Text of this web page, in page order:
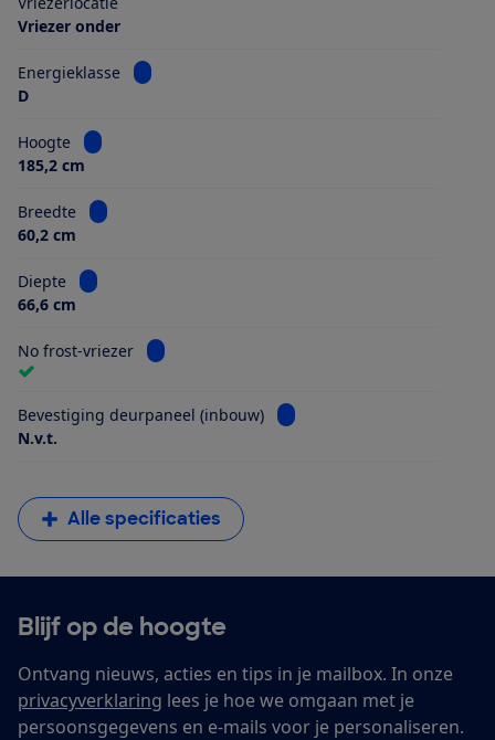
Vriezer onder
Energieklasse
Bekijk informatie voor Energieklasse
D
Hoogte
Bekijk informatie voor Hoogte
185,2 cm
Breedte
Bekijk informatie voor Breedte
60,2 cm
Diepte
Bekijk informatie voor Diepte
66,6 cm
No frost-vriezer Bekijk informatie voor No frost-vriezer
Bevestiging deurpaneel (inbouw)
Bekijk informatie voor
N.v.t.
Alle specificaties
Blijf op de hoogte
Ontvang nieuws, acties en tips in je mailbox. In onze
privacyverklaring lees je hoe we omgaan met je
persoonsgegevens en e-mails voor je personaliseren.